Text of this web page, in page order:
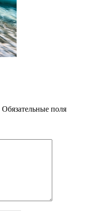
Обязательные поля